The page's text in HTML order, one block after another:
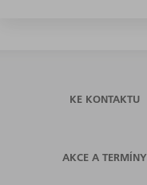
KE KONTAKTU
AKCE A TERMÍNY